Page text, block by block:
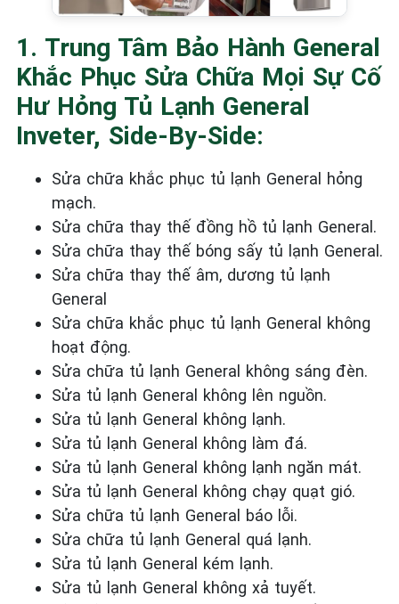
1. Trung Tâm Bảo Hành General
Khắc Phục Sửa Chữa Mọi Sự Cố
Hư Hỏng Tủ Lạnh General
Inveter, Side-By-Side:
Sửa chữa khắc phục tủ lạnh General hỏng
mạch.
Sửa chữa thay thế đồng hồ tủ lạnh General.
Sửa chữa thay thế bóng sấy tủ lạnh General.
Sửa chữa thay thế âm, dương tủ lạnh
General
Sửa chữa khắc phục tủ lạnh General không
hoạt động.
Sửa chữa tủ lạnh General không sáng đèn.
Sửa tủ lạnh General không lên nguồn.
Sửa tủ lạnh General không lạnh.
Sửa tủ lạnh General không làm đá.
Sửa tủ lạnh General không lạnh ngăn mát.
Sửa tủ lạnh General không chạy quạt gió.
Sửa chữa tủ lạnh General báo lỗi.
Sửa chữa tủ lạnh General quá lạnh.
Sửa tủ lạnh General kém lạnh.
Sửa tủ lạnh General không xả tuyết.